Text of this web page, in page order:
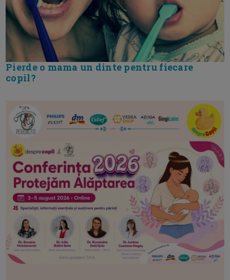
Pierde o mama un dinte pentru fiecare
copil?